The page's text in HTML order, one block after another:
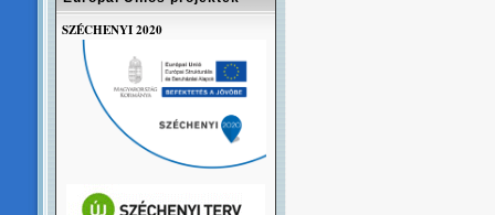
SZÉCHENYI 2020